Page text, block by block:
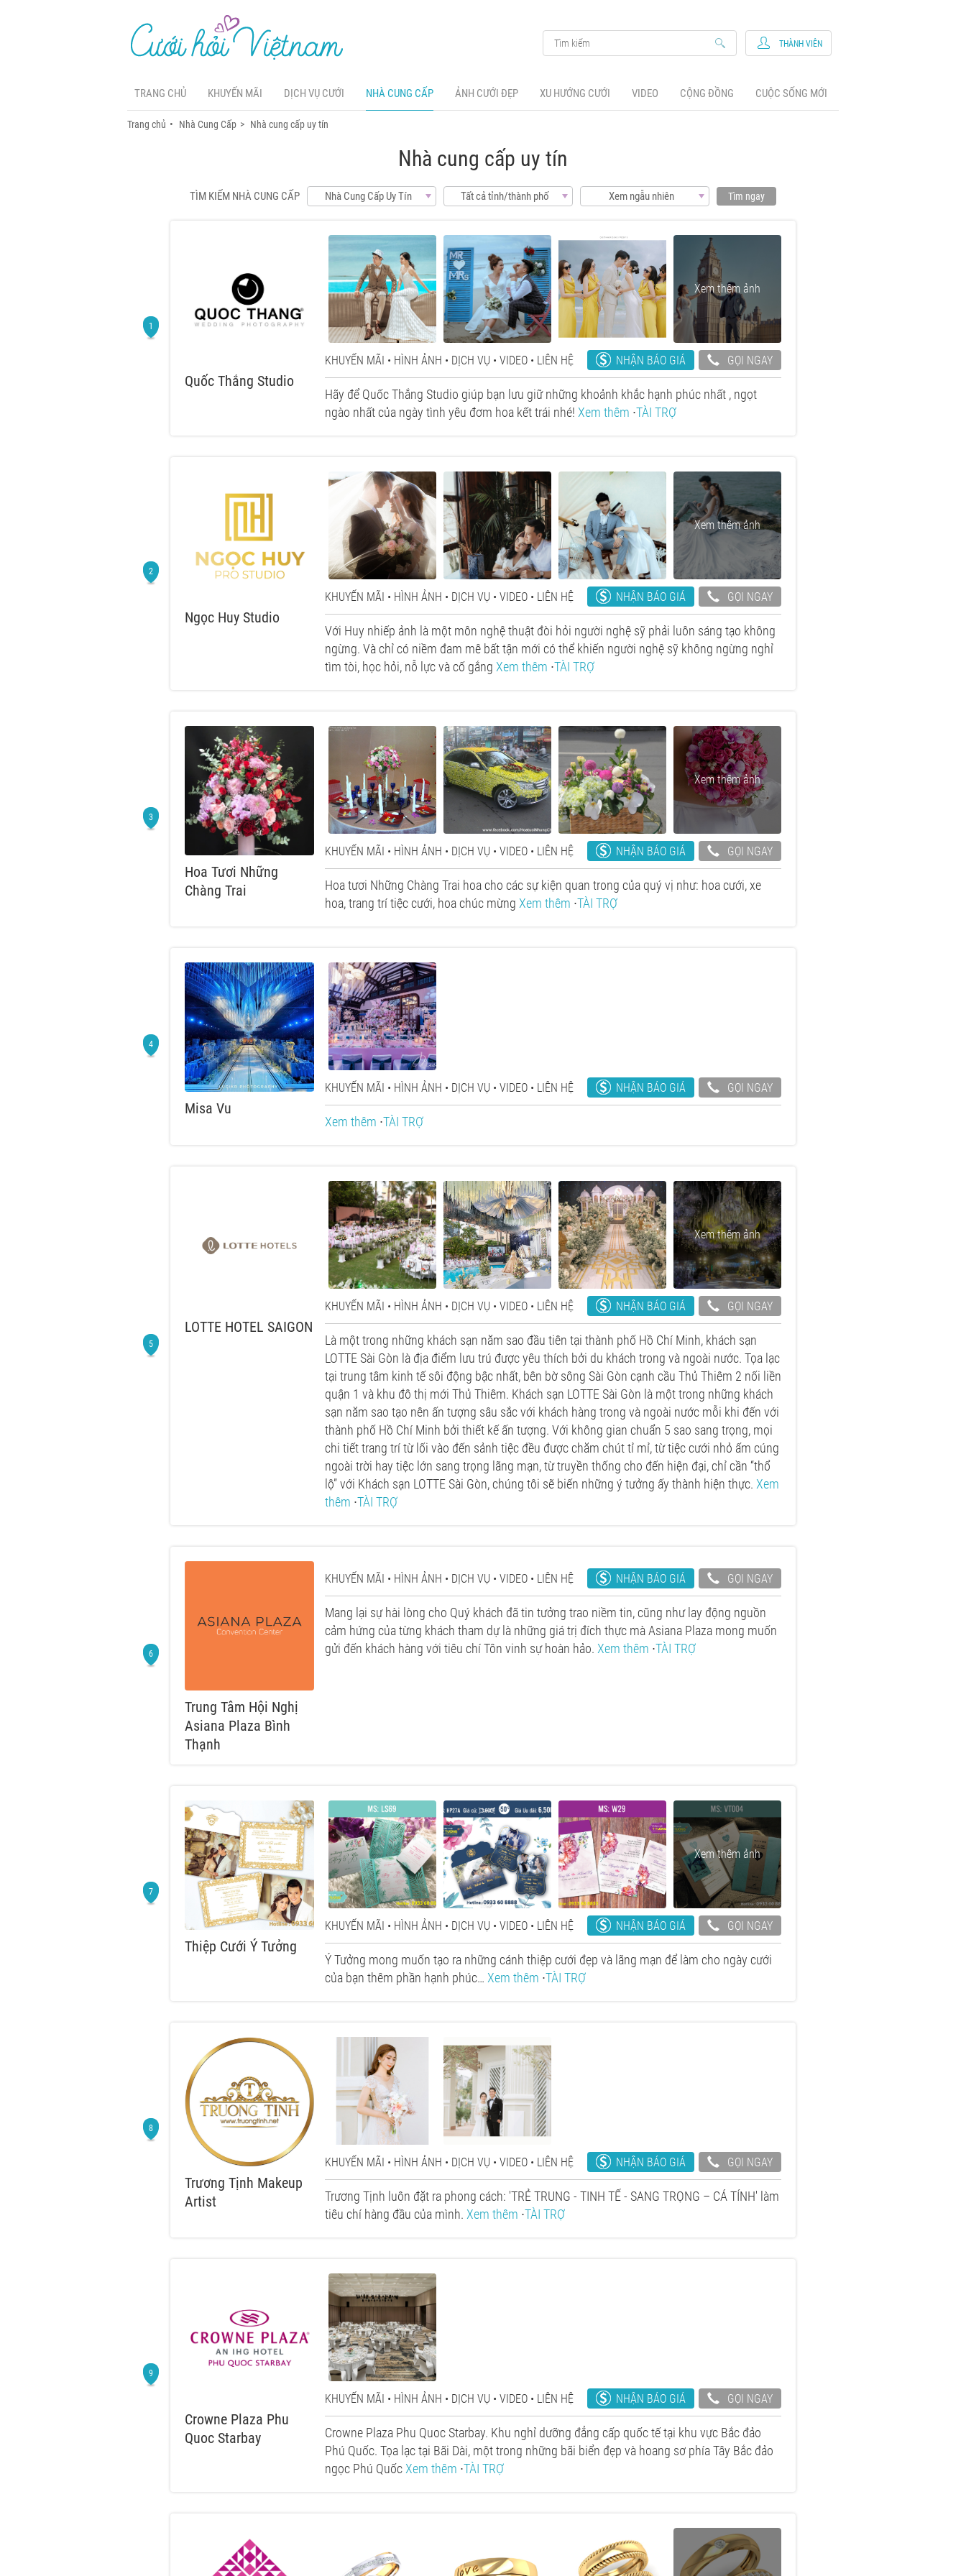
TRANG CHỦ KHUYẾN MÃI DỊCH VỤ CƯỚI NHÀ CUNG CẤP ẢNH CƯỚI ĐẸP XU HƯỚNG CƯỚI VIDEO CỘNG ĐỒNG CUỘC SỐNG MỚI
THÀNH VIÊN
Trang chủ Nhà Cung Cấp Nhà cung cấp uy tín
Nhà cung cấp uy tín
TÌM KIẾM NHÀ CUNG CẤP Nhà Cung Cấp Uy Tín Tất cả tỉnh/thành phố Xem ngẫu nhiên Tìm ngay
Quốc Thắng Studio
Xem thêm ảnh
KHUYẾN MÃI HÌNH ẢNH DỊCH VỤ VIDEO LIÊN HỆ NHẬN BÁO GIÁ GỌI NGAY
Hãy để Quốc Thắng Studio giúp bạn lưu giữ những khoảnh khắc hạnh phúc nhất , ngọt
ngào nhất của ngày tình yêu đơm hoa kết trái nhé! Xem thêm ∙TÀI TRỢ
Ngọc Huy Studio
Xem thêm ảnh
KHUYẾN MÃI HÌNH ẢNH DỊCH VỤ VIDEO LIÊN HỆ NHẬN BÁO GIÁ GỌI NGAY
Với Huy nhiếp ảnh là một môn nghệ thuật đòi hỏi người nghệ sỹ phải luôn sáng tạo không
ngừng. Và chỉ có niềm đam mê bất tận mới có thể khiến người nghệ sỹ không ngừng nghỉ
tìm tòi, học hỏi, nỗ lực và cố gắng Xem thêm ∙TÀI TRỢ
Hoa Tươi Những
Chàng Trai
Xem thêm ảnh
KHUYẾN MÃI HÌNH ẢNH DỊCH VỤ VIDEO LIÊN HỆ NHẬN BÁO GIÁ GỌI NGAY
Hoa tươi Những Chàng Trai hoa cho các sự kiện quan trong của quý vị như: hoa cưới, xe
hoa, trang trí tiệc cưới, hoa chúc mừng Xem thêm ∙TÀI TRỢ
Misa Vu
KHUYẾN MÃI HÌNH ẢNH DỊCH VỤ VIDEO LIÊN HỆ NHẬN BÁO GIÁ GỌI NGAY
Xem thêm ∙TÀI TRỢ
LOTTE HOTEL SAIGON
Xem thêm ảnh
KHUYẾN MÃI HÌNH ẢNH DỊCH VỤ VIDEO LIÊN HỆ NHẬN BÁO GIÁ GỌI NGAY
Là một trong những khách sạn năm sao đầu tiên tại thành phố Hồ Chí Minh, khách sạn
LOTTE Sài Gòn là địa điểm lưu trú được yêu thích bởi du khách trong và ngoài nước. Tọa lạc
tại trung tâm kinh tế sôi động bậc nhất, bên bờ sông Sài Gòn cạnh cầu Thủ Thiêm 2 nối liền
quận 1 và khu đô thị mới Thủ Thiêm. Khách sạn LOTTE Sài Gòn là một trong những khách
sạn năm sao tạo nên ấn tượng sâu sắc với khách hàng trong và ngoài nước mỗi khi đến với
thành phố Hồ Chí Minh bởi thiết kế ấn tượng. Với không gian chuẩn 5 sao sang trọng, mọi
chi tiết trang trí từ lối vào đến sảnh tiệc đều được chăm chút tỉ mỉ, từ tiệc cưới nhỏ ấm cúng
ngoài trời hay tiệc lớn sang trọng lãng mạn, từ truyền thống cho đến hiện đại, chỉ cần “thổ
lộ” với Khách sạn LOTTE Sài Gòn, chúng tôi sẽ biến những ý tưởng ấy thành hiện thực. Xem
thêm ∙TÀI TRỢ
Trung Tâm Hội Nghị
Asiana Plaza Bình
Thạnh
KHUYẾN MÃI HÌNH ẢNH DỊCH VỤ VIDEO LIÊN HỆ NHẬN BÁO GIÁ GỌI NGAY
Mang lại sự hài lòng cho Quý khách đã tin tưởng trao niềm tin, cũng như lay động nguồn
cảm hứng của từng khách tham dự là những giá trị đích thực mà Asiana Plaza mong muốn
gửi đến khách hàng với tiêu chí Tôn vinh sự hoàn hảo. Xem thêm ∙TÀI TRỢ
Thiệp Cưới Ý Tưởng
Xem thêm ảnh
KHUYẾN MÃI HÌNH ẢNH DỊCH VỤ VIDEO LIÊN HỆ NHẬN BÁO GIÁ GỌI NGAY
Ý Tưởng mong muốn tạo ra những cánh thiệp cưới đẹp và lãng mạn để làm cho ngày cưới
của bạn thêm phần hạnh phúc… Xem thêm ∙TÀI TRỢ
Trương Tịnh Makeup
Artist
KHUYẾN MÃI HÌNH ẢNH DỊCH VỤ VIDEO LIÊN HỆ NHẬN BÁO GIÁ GỌI NGAY
Trương Tịnh luôn đặt ra phong cách: 'TRẺ TRUNG - TINH TẾ - SANG TRỌNG – CÁ TÍNH' làm
tiêu chí hàng đầu của mình. Xem thêm ∙TÀI TRỢ
Crowne Plaza Phu
Quoc Starbay
KHUYẾN MÃI HÌNH ẢNH DỊCH VỤ VIDEO LIÊN HỆ NHẬN BÁO GIÁ GỌI NGAY
Crowne Plaza Phu Quoc Starbay. Khu nghỉ dưỡng đẳng cấp quốc tế tại khu vực Bắc đảo
Phú Quốc. Tọa lạc tại Bãi Dài, một trong những bãi biển đẹp và hoang sơ phía Tây Bắc đảo
ngọc Phú Quốc Xem thêm ∙TÀI TRỢ